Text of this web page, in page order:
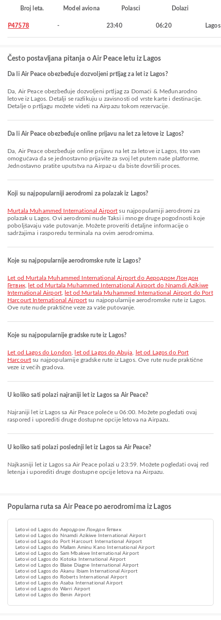
Broj leta. Model aviona Polasci Dolazi
P47578 - 23:40 06:20 Lagos
Često postavljana pitanja o Air Peace letu iz Lagos
Da li Air Peace obezbeđuje dozvoljeni prtljag za let iz Lagos?
Da, Air Peace obezbeđuje dozvoljeni prtljag za Domaći & Međunarodno
letove iz Lagos. Detalji se razlikuju u zavisnosti od vrste karte i destinacije.
Detalje o prtljagu možete videti na Airpazu tokom rezervacije.
Da li Air Peace obezbeđuje online prijavu na let za letove iz Lagos?
Da, Air Peace obezbeđuje online prijavu na let za letove iz Lagos, što vam
omogućava da se jednostavno prijavite za svoj let putem naše platforme.
Jednostavno pratite uputstva na Airpaz-u da biste dovršili proces.
Koji su najpopularniji aerodromi za polazak iz Lagos?
Murtala Muhammed International Airport su najpopularniji aerodromi za
polazak u Lagos. Ovi aerodromi nude Taksi i mnoge druge pogodnosti koje
poboljšavaju vaše putovanje. Možete proveriti detaljne informacije o
sadržajima i rasporedu terminala na ovim aerodromima.
Koje su najpopularnije aerodromske rute iz Lagos?
let od Murtala Muhammed International Airport do Аеродром Лондон
Гетвик,
let od Murtala Muhammed International Airport do Nnamdi Azikiwe
International Airport,
let od Murtala Muhammed International Airport do Port
Harcourt International Airport su najpopularnije aerodromske rute iz Lagos.
Ove rute nude praktične veze za vaše putovanje.
Koje su najpopularnije gradske rute iz Lagos?
let od Lagos do London let od Lagos do Abuja
let od Lagos do Port
Harcourt su najpopularnije gradske rute iz Lagos. Ove rute nude praktične
veze iz većih gradova.
U koliko sati polazi najraniji let iz Lagos sa Air Peace?
Najraniji let iz Lagos sa Air Peace poleće u 06:00. Možete pogledati ovaj
raspored i uporediti druge dostupne opcije letova na Airpazu.
U koliko sati polazi poslednji let iz Lagos sa Air Peace?
Najkasniji let iz Lagos sa Air Peace polazi u 23:59. Možete pogledati ovaj red
letenja i uporediti druge dostupne opcije letova na Airpazu.
Popularna ruta sa Air Peace po aerodromima iz Lagos
Letovi od Lagos do Аеродром Лондон Гетвик
Letovi od Lagos do Nnamdi Azikiwe International Airport
Letovi od Lagos do Port Harcourt International Airport
Letovi od Lagos do Mallam Aminu Kano International Airport
Letovi od Lagos do Sam Mbakwe International Airport
Letovi od Lagos do Kotoka International Airport
Letovi od Lagos do Blaise Diagne International Airport
Letovi od Lagos do Akanu Ibiam International Airport
Letovi od Lagos do Roberts International Airport
Letovi od Lagos do Asaba International Airport
Letovi od Lagos do Warri Airport
Letovi od Lagos do Benin Airport